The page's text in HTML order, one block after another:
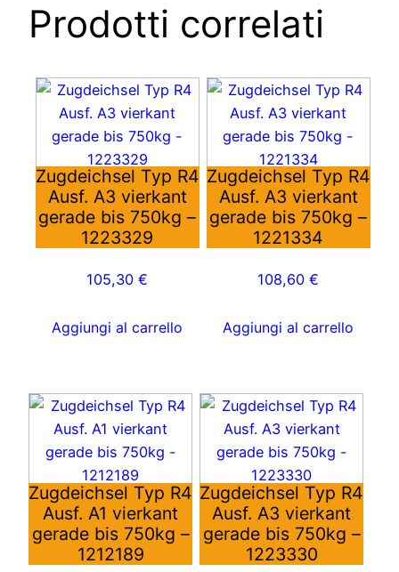
Prodotti correlati
Zugdeichsel Typ R4
Ausf. A3 vierkant
gerade bis 750kg –
1223329
105,30€
Aggiungi al carrello
Zugdeichsel Typ R4
Ausf. A3 vierkant
gerade bis 750kg –
1221334
108,60€
Aggiungi al carrello
Zugdeichsel Typ R4
Ausf. A1 vierkant
gerade bis 750kg –
1212189
Zugdeichsel Typ R4
Ausf. A3 vierkant
gerade bis 750kg –
1223330